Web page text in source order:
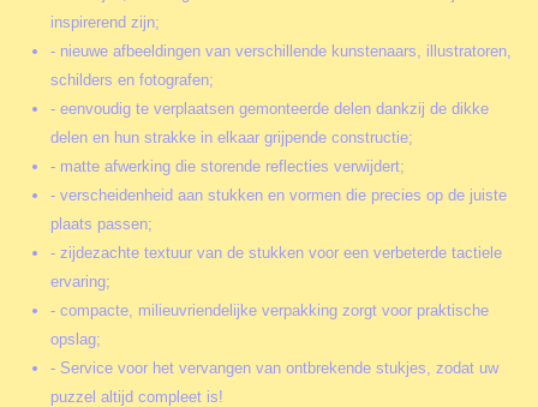
inspirerend zijn;
- nieuwe afbeeldingen van verschillende kunstenaars, illustratoren,
schilders en fotografen;
- eenvoudig te verplaatsen gemonteerde delen dankzij de dikke
delen en hun strakke in elkaar grijpende constructie;
- matte afwerking die storende reflecties verwijdert;
- verscheidenheid aan stukken en vormen die precies op de juiste
plaats passen;
- zijdezachte textuur van de stukken voor een verbeterde tactiele
ervaring;
- compacte, milieuvriendelijke verpakking zorgt voor praktische
opslag;
- Service voor het vervangen van ontbrekende stukjes, zodat uw
puzzel altijd compleet is!